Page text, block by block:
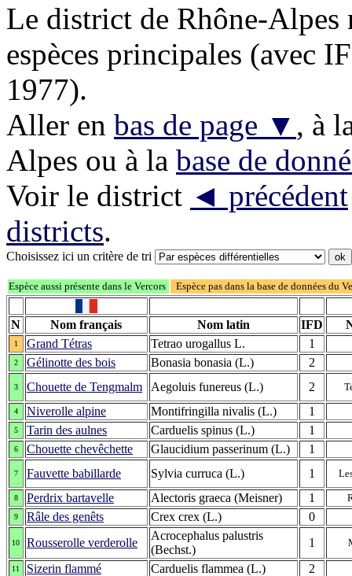
Le district de Rhône-Alpes
espèces principales (avec
1977).
Aller en bas de page ▼ , à
Alpes ou à la base de
Voir le district ◄ précédent
districts.
Choisissez ici un critère de tri
Espèce aussi présente dans le Vercors Espèce pas dans la base de données du
N Nom français Nom latin IFD
1 Grand Tétras Tetrao urogallus L. 1
2 Gélinotte des bois Bonasia bonasia (L.) 2
3 Chouette de Tengmalm Aegoluis funereus (L.) 2
4 Niverolle alpine Montifringilla nivalis (L.) 1
5 Tarin des aulnes Carduelis spinus (L.) 1
6 Chouette chevêchette Glaucidium passerinum (L.) 1
7 Fauvette babillarde Sylvia curruca (L.) 1
8 Perdrix bartavelle Alectoris graeca (Meisner) 1
9 Râle des genêts Crex crex (L.) 0
10 Rousserolle verderolle
Acrocephalus palustris
(Bechst.)
1
11 Sizerin flammé Carduelis flammea (L.) 2